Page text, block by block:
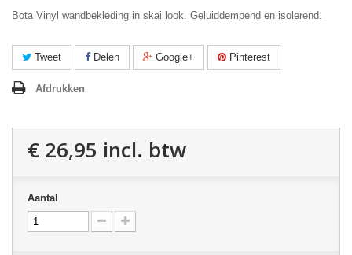
Bota Vinyl wandbekleding in skai look. Geluiddempend en isolerend.
Tweet Delen Google+ Pinterest
Afdrukken
€ 26,95 incl. btw
Aantal